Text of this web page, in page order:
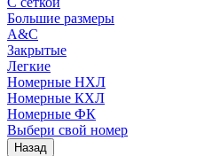
Большие размеры
A&C
Закрытые
Легкие
Номерные НХЛ
Номерные КХЛ
Номерные ФК
Выбери свой номер
Назад